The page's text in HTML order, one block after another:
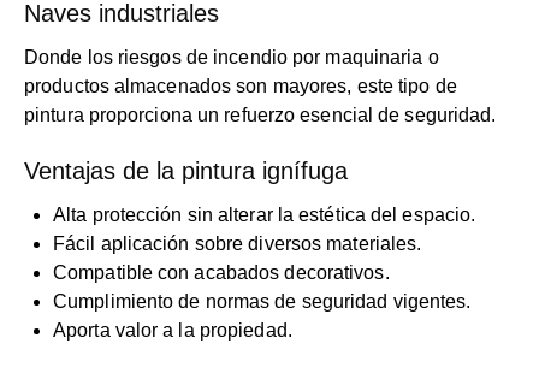
Naves industriales
Donde los riesgos de incendio por maquinaria o
productos almacenados son mayores, este tipo de
pintura proporciona un refuerzo esencial de seguridad.
Ventajas de la pintura ignífuga
Alta protección sin alterar la estética del espacio.
Fácil aplicación sobre diversos materiales.
Compatible con acabados decorativos.
Cumplimiento de normas de seguridad vigentes.
Aporta valor a la propiedad.